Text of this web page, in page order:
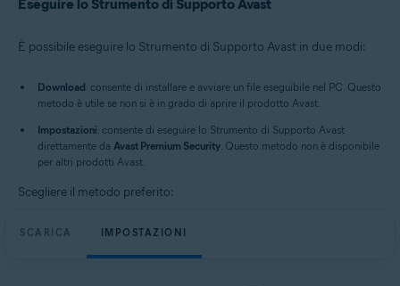
Enterprise / Ultimate - Service Pack 1 con aggiornamento cumulativo
Eseguire lo Strumento di Supporto Avast
È possibile eseguire lo Strumento di Supporto Avast in due modi:
Download: consente di installare e avviare un file eseguibile nel PC. Questo
metodo è utile se non si è in grado di aprire il prodotto Avast.
Impostazioni: consente di eseguire lo Strumento di Supporto Avast
direttamente da Avast Premium Security. Questo metodo non è disponibile
per altri prodotti Avast.
Scegliere il metodo preferito:
SCARICA IMPOSTAZIONI